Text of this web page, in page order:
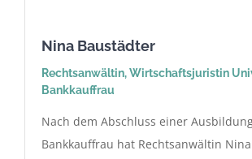
Nina Baustädter
Rechtsanwältin, Wirtschaftsjuristin
Bankkauffrau
Nach dem Abschluss einer
Bankkauffrau hat Rechtsanwältin